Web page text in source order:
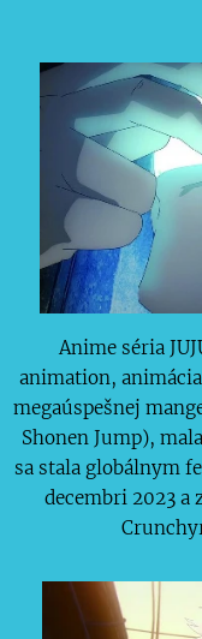
Anime séria
animation,
megaúspešnej
Shonen Jump),
sa stala globálnym
decembri 2023 a